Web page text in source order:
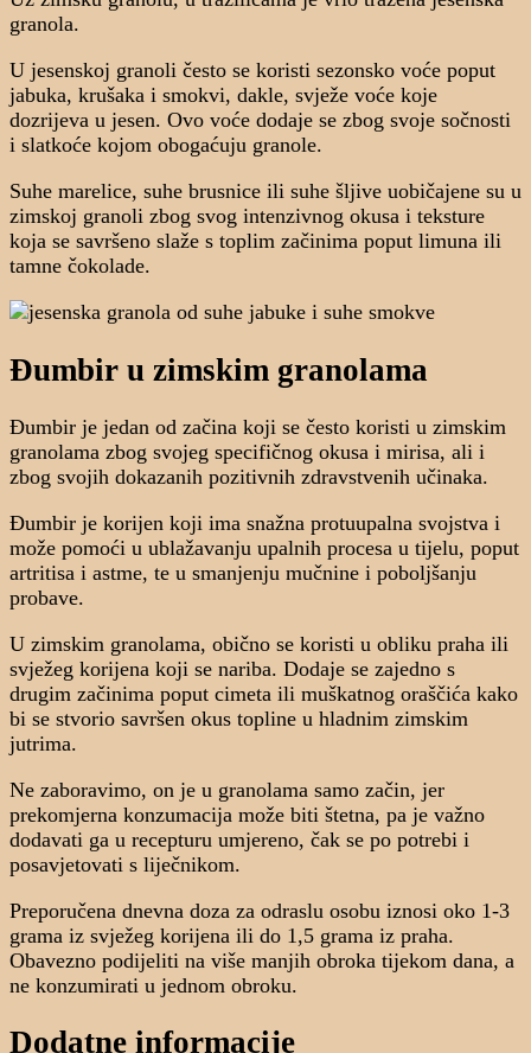
granola.
U jesenskoj granoli često se koristi sezonsko voće poput
jabuka, krušaka i smokvi, dakle, svježe voće koje
dozrijeva u jesen. Ovo voće dodaje se zbog svoje sočnosti
i slatkoće kojom obogaćuju granole.
Suhe marelice, suhe brusnice ili suhe šljive uobičajene su u
zimskoj granoli zbog svog intenzivnog okusa i teksture
koja se savršeno slaže s toplim začinima poput limuna ili
tamne čokolade.
Đumbir u zimskim granolama
Đumbir je jedan od začina koji se često koristi u zimskim
granolama zbog svojeg specifičnog okusa i mirisa, ali i
zbog svojih dokazanih pozitivnih zdravstvenih učinaka.
Đumbir je korijen koji ima snažna protuupalna svojstva i
može pomoći u ublažavanju upalnih procesa u tijelu, poput
artritisa i astme, te u smanjenju mučnine i poboljšanju
probave.
U zimskim granolama, obično se koristi u obliku praha ili
svježeg korijena koji se nariba. Dodaje se zajedno s
drugim začinima poput cimeta ili muškatnog oraščića kako
bi se stvorio savršen okus topline u hladnim zimskim
jutrima.
Ne zaboravimo, on je u granolama samo začin, jer
prekomjerna konzumacija može biti štetna, pa je važno
dodavati ga u recepturu umjereno, čak se po potrebi i
posavjetovati s liječnikom.
Preporučena dnevna doza za odraslu osobu iznosi oko 1-3
grama iz svježeg korijena ili do 1,5 grama iz praha.
Obavezno podijeliti na više manjih obroka tijekom dana, a
ne konzumirati u jednom obroku.
Dodatne informacije